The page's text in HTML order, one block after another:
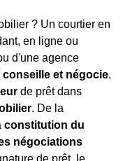
? Un courtier en
en ligne ou
d'une agence
conseille et négocie.
de prêt dans
. De la
constitution du
négociations
de prêt, le